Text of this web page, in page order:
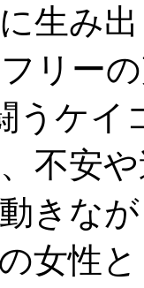
生み
リー
うケ
不安
きな
女性